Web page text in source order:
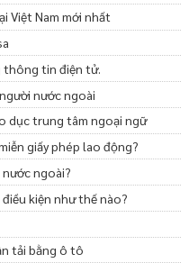
Việt Nam mới nhất
thông tin điện tử.
nước ngoài
dục trung tâm ngoại ngữ
giấy phép lao động?
ngoài?
kiện như thế nào?
tải bằng ô tô